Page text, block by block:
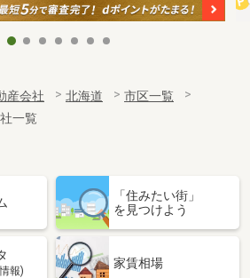
産会社 北海道
市区一覧
一覧
「住みたい街」
を見つけよう
報)
家賃相場